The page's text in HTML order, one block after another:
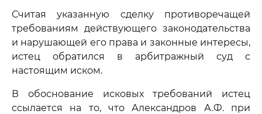
Считая указанную сделку противоречащей
требованиям действующего законодательства
и нарушающей его права и законные интересы,
истец обратился в арбитражный суд с
настоящим иском.
В обоснование исковых требований истец
ссылается на то, что Александров А.Ф. при